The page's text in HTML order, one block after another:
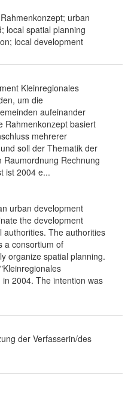
urban
local spatial planning
local development
Kleinregionales
um die
aufeinander
Rahmenkonzept basiert
mehrerer
soll der Thematik der
Rechnung
ist 2004 e...
urban development
the development
The authorities
a consortium of
organize spatial planning.
2004. The intention was
der Verfasserin/des